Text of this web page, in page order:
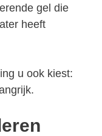
gel die
heeft
u ook kiest: